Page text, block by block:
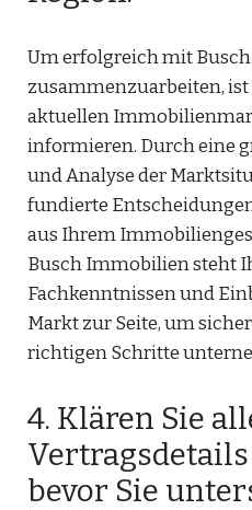
Um erfolgreich mit
zusammenzuarbeiten,
aktuellen
informieren. Durch eine
und Analyse der
fundierte
aus Ihrem
Busch Immobilien steht
Fachkenntnissen und
Markt zur Seite, um
richtigen Schritte
4. Klären Sie
bevor Sie